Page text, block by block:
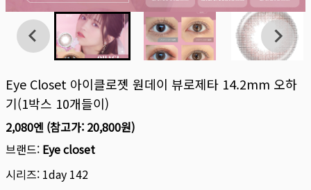
Eye Closet 아이클로젯 원데이 뷰로제타 14.2mm 오하
기(1박스 10개들이)
2,080엔 (참고가: 20,800원)
브랜드: Eye closet
시리즈: 1day 142